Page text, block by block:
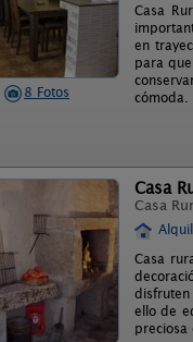
8 Fotos
Casa
en
para
cómoda.
Casa
Casa
Casa
ello de
preciosa